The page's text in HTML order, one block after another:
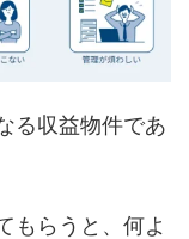
る収益物件であ
もらうと、何よ